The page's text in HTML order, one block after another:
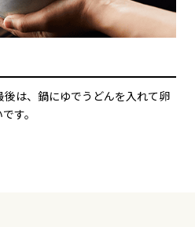
は、鍋にゆでうどんを入れて卵
す。